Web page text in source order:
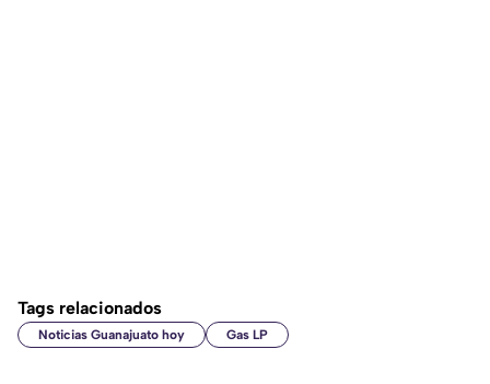
Tags relacionados
Noticias Guanajuato hoy Gas LP